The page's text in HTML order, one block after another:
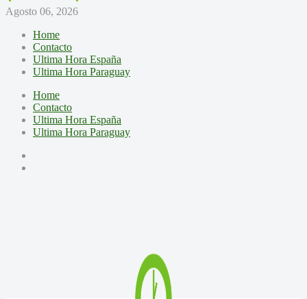
Agosto 06, 2026
Home
Contacto
Ultima Hora España
Ultima Hora Paraguay
Home
Contacto
Ultima Hora España
Ultima Hora Paraguay